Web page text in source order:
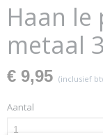
Haan le
metaal
€ 9,95 (inclusief
Aantal